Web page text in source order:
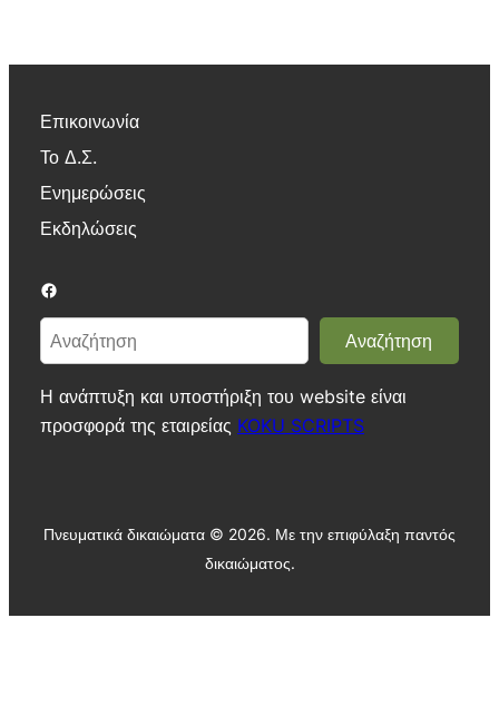
Επικοινωνία
Το Δ.Σ.
Ενημερώσεις
Εκδηλώσεις
Facebook
ν
α
ζ
σ
Αναζήτηση
Η ανάπτυξη και υποστήριξη του website είναι
προσφορά της εταιρείας KOKU SCRIPTS
Πνευματικά δικαιώματα © 2026. Με την επιφύλαξη παντός
δικαιώματος.